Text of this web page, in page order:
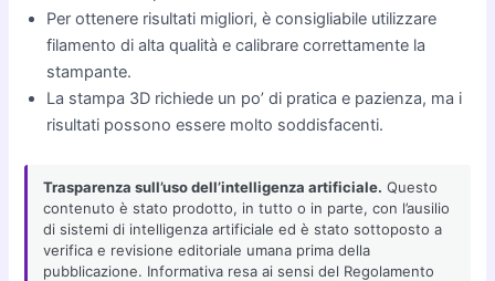
Per ottenere risultati migliori, è consigliabile utilizzare
filamento di alta qualità e calibrare correttamente la
stampante.
La stampa 3D richiede un po’ di pratica e pazienza, ma i
risultati possono essere molto soddisfacenti.
Trasparenza sull’uso dell’intelligenza artificiale. Questo
contenuto è stato prodotto, in tutto o in parte, con l’ausilio
di sistemi di intelligenza artificiale ed è stato sottoposto a
verifica e revisione editoriale umana prima della
pubblicazione. Informativa resa ai sensi del Regolamento